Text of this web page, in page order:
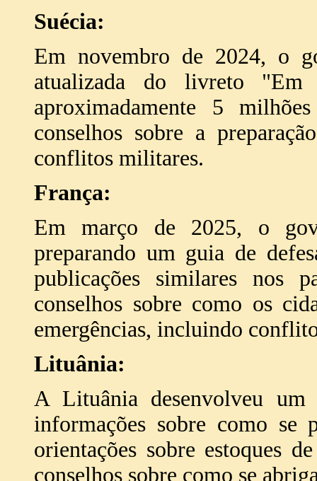
Suécia:
Em novembro de 2024, o
atualizada do livreto
aproximadamente 5
conselhos sobre a
conflitos militares.
França:
Em março de 2025, o
preparando um guia de
publicações similares nos
conselhos sobre como os
emergências, incluindo
Lituânia:
A Lituânia desenvolveu um
informações sobre como se
orientações sobre estoques
conselhos sobre como se